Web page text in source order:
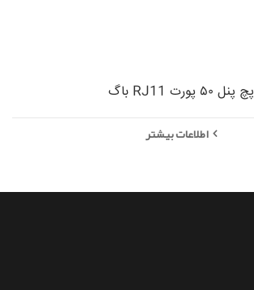
پچ پنل ۵۰ پورت RJ11 باگ
اطلاعات بیشتر